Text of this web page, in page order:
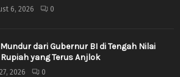
6, 2026 0
dari Gubernur BI di Tengah Nilai
yang Terus Anjlok
2026 0